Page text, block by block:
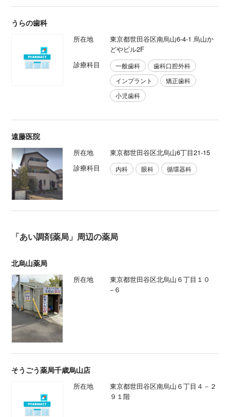
うらの歯科
所在地
東京都世田谷区南烏山6-4-1 烏山か
どやビル2F
診療科目
一般歯科
歯科口腔外科
インプラント
矯正歯科
小児歯科
遠藤医院
所在地
東京都世田谷区北烏山6丁目21-15
診療科目
内科 眼科 循環器科
「あい調剤薬局」周辺の薬局
北烏山薬局
所在地
東京都世田谷区北烏山６丁目１０
−６
そうごう薬局千歳烏山店
所在地
東京都世田谷区南烏山６丁目４－２
９１階